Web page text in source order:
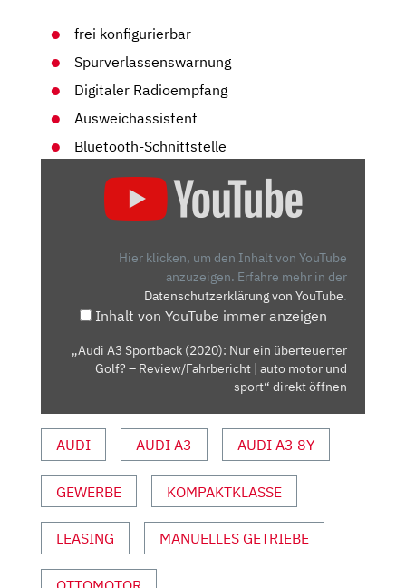
frei konfigurierbar
Spurverlassenswarnung
Digitaler Radioempfang
Ausweichassistent
Bluetooth-Schnittstelle
SPORTBACK
ÜBERTEUERTER
GOLF?
REVIEW/FAHRBERICHT
MOTOR
UND
SPORT“
VON
ANZEIGEN
Hier klicken, um den Inhalt von YouTube
anzuzeigen. Erfahre mehr in der
Datenschutzerklärung von YouTube.
Inhalt von YouTube immer anzeigen
„Audi A3 Sportback (2020): Nur ein überteuerter
Golf? – Review/Fahrbericht | auto motor und
sport“ direkt öffnen
AUDI AUDI A3 AUDI A3 8Y
GEWERBE KOMPAKTKLASSE
LEASING MANUELLES GETRIEBE